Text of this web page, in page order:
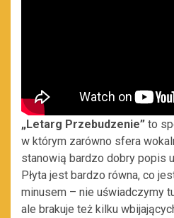
„Letarg Przebudzenie” to
w którym zarówno sfera
stanowią bardzo dobry popis
Płyta jest bardzo równa, co
minusem – nie uświadczymy
ale brakuje też kilku